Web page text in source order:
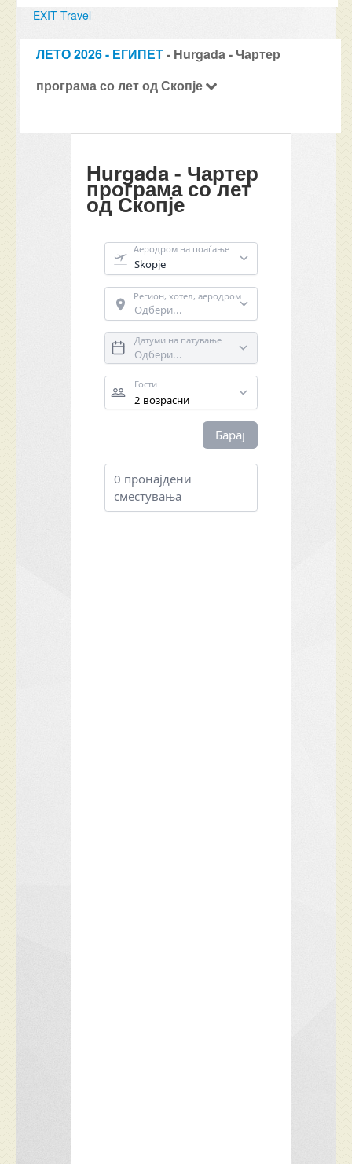
EXIT Travel
ЛЕТО 2026 - ЕГИПЕТ- Hurgada - Чартер
програма со лет од Скопје
Hurgada - Чартер
програма со лет
од Скопје